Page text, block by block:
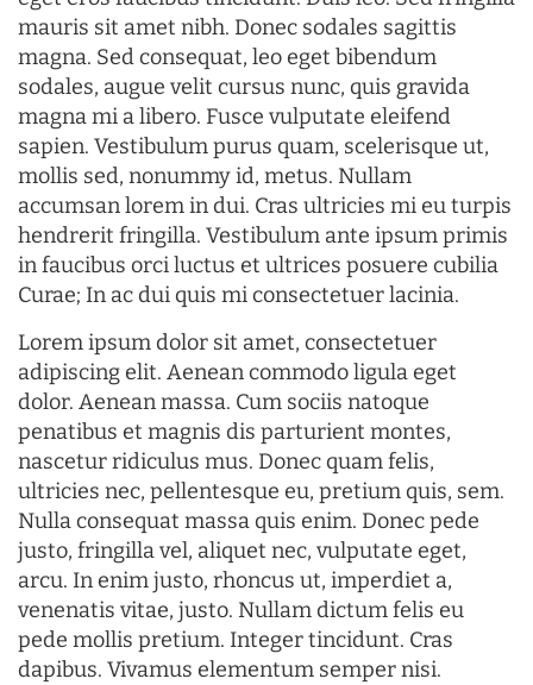
mauris sit amet nibh. Donec sodales sagittis
magna. Sed consequat, leo eget bibendum
sodales, augue velit cursus nunc, quis gravida
magna mi a libero. Fusce vulputate eleifend
sapien. Vestibulum purus quam, scelerisque ut,
mollis sed, nonummy id, metus. Nullam
accumsan lorem in dui. Cras ultricies mi eu turpis
hendrerit fringilla. Vestibulum ante ipsum primis
in faucibus orci luctus et ultrices posuere cubilia
Curae; In ac dui quis mi consectetuer lacinia.
Lorem ipsum dolor sit amet, consectetuer
adipiscing elit. Aenean commodo ligula eget
dolor. Aenean massa. Cum sociis natoque
penatibus et magnis dis parturient montes,
nascetur ridiculus mus. Donec quam felis,
ultricies nec, pellentesque eu, pretium quis, sem.
Nulla consequat massa quis enim. Donec pede
justo, fringilla vel, aliquet nec, vulputate eget,
arcu. In enim justo, rhoncus ut, imperdiet a,
venenatis vitae, justo. Nullam dictum felis eu
pede mollis pretium. Integer tincidunt. Cras
dapibus. Vivamus elementum semper nisi.